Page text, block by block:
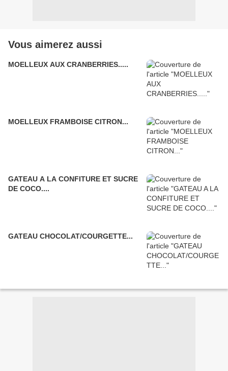
Vous aimerez aussi
MOELLEUX AUX CRANBERRIES.....
MOELLEUX FRAMBOISE CITRON...
GATEAU A LA CONFITURE ET SUCRE
DE COCO....
GATEAU CHOCOLAT/COURGETTE...